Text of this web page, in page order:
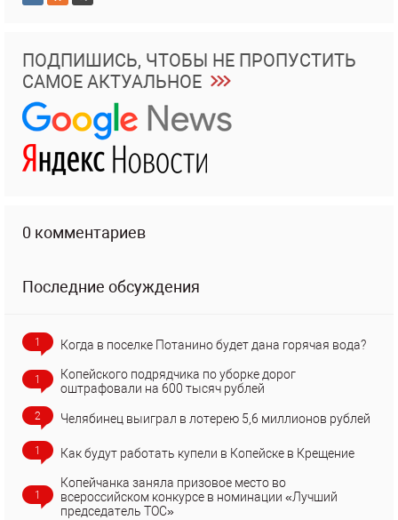
ПОДПИШИСЬ, ЧТОБЫ НЕ ПРОПУСТИТЬ
САМОЕ АКТУАЛЬНОЕ
0 комментариев
Последние обсуждения
1 Когда в поселке Потанино будет дана горячая вода?
1
Копейского подрядчика по уборке дорог
оштрафовали на 600 тысяч рублей
2 Челябинец выиграл в лотерею 5,6 миллионов рублей
1 Как будут работать купели в Копейске в Крещение
1
Копейчанка заняла призовое место во
всероссийском конкурсе в номинации «Лучший
председатель ТОС»